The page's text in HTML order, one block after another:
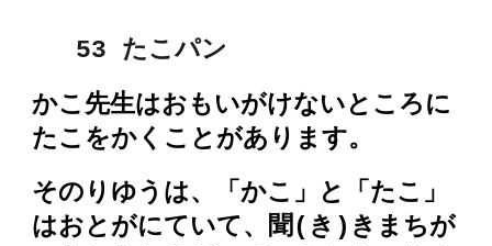
53 たこパン
かこ先生はおもいがけないところに
たこをかくことがあります。
そのりゆうは、「かこ」と「たこ」
はおとがにていて、聞(き)きまちが